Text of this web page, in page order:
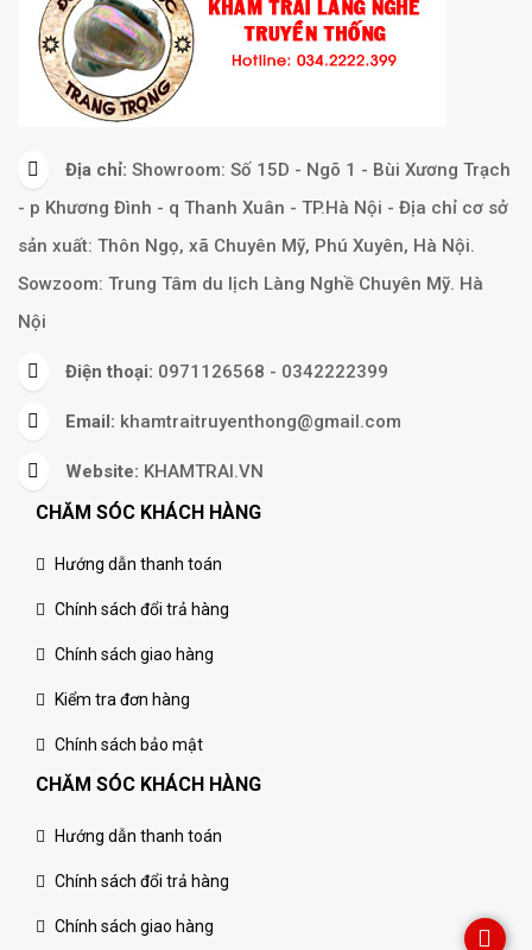
Địa chỉ: Showroom: Số 15D - Ngõ 1 - Bùi Xương Trạch
- p Khương Đình - q Thanh Xuân - TP.Hà Nội - Địa chỉ cơ sở
sản xuất: Thôn Ngọ, xã Chuyên Mỹ, Phú Xuyên, Hà Nội.
Sowzoom: Trung Tâm du lịch Làng Nghề Chuyên Mỹ. Hà
Nội
Điện thoại: 0971126568 - 0342222399
Email: khamtraitruyenthong@gmail.com
Website: KHAMTRAI.VN
CHĂM SÓC KHÁCH HÀNG
Hướng dẫn thanh toán
Chính sách đổi trả hàng
Chính sách giao hàng
Kiểm tra đơn hàng
Chính sách bảo mật
CHĂM SÓC KHÁCH HÀNG
Hướng dẫn thanh toán
Chính sách đổi trả hàng
Chính sách giao hàng